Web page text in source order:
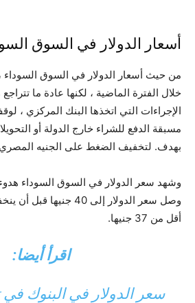
أسعار الدولار في السوق
من حيث أسعار الدولار في السوق
خلال الفترة الماضية ، لكنها عادة ما
الإجراءات التي اتخذها البنك المركزي ،
مسبقة الدفع للشراء خارج الدولة أو
بهدف. لتخفيف الضغط على الجنيه المصري
وشهد سعر الدولار في السوق السوداء
وصل سعر الدولار إلى 40
أقل من 37 جنيها.
اقرأ أيضا:
سعر الدولار في البنوك في